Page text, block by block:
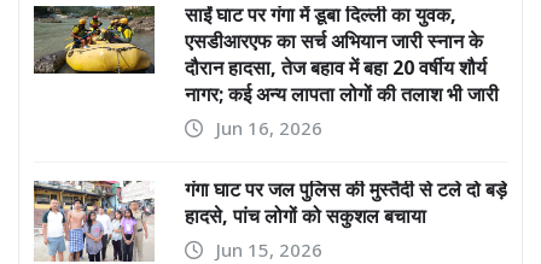
साईं घाट पर गंगा में डूबा दिल्ली का युवक,
एसडीआरएफ का सर्च अभियान जारी स्नान के
दौरान हादसा, तेज बहाव में बहा 20 वर्षीय शौर्य
नागर; कई अन्य लापता लोगों की तलाश भी जारी
Jun 16, 2026
गंगा घाट पर जल पुलिस की मुस्तैदी से टले दो बड़े
हादसे, पांच लोगों को सकुशल बचाया
Jun 15, 2026